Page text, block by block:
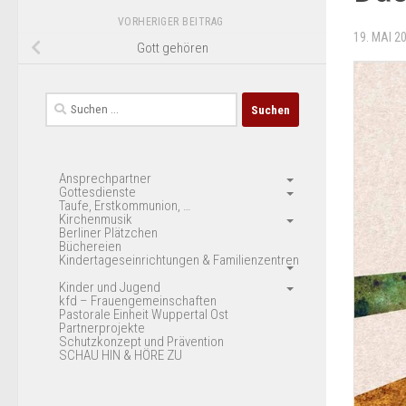
19. MAI
VORHERIGER BEITRAG
Gott gehören
Suchen
nach:
Ansprechpartner
Gottesdienste
Taufe, Erstkommunion, …
Kirchenmusik
Berliner Plätzchen
Büchereien
Kindertageseinrichtungen & Familienzentren
Kinder und Jugend
kfd – Frauengemeinschaften
Pastorale Einheit Wuppertal Ost
Partnerprojekte
Schutzkonzept und Prävention
SCHAU HIN & HÖRE ZU